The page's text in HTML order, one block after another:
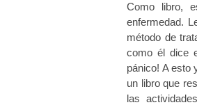
Como libro,
enfermedad.
método de
como él dice
pánico! A esto
un libro que
las